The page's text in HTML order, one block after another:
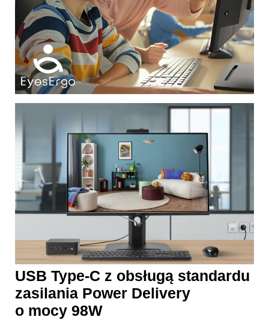
USB Type-C z obsługą standardu
zasilania Power Delivery
o mocy 98W